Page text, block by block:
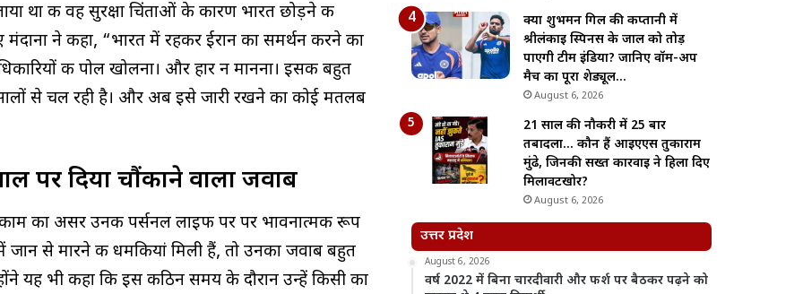
था की वह सुरक्षा चिंताओं के कारण भारत छोड़ने की
ने कहा, “भारत में रहकर ईरान का समर्थन करने का
की पोल खोलना। और हार न मानना। इसकी बहुत
से चल रही है। और अब इसे जारी रखने का कोई मतलब
पर दिया चौंकाने वाला जवाब
का असर उनकी पर्सनल लाइफ पर पर भावनात्मक रूप
से मारने की धमकियां मिली हैं, तो उनका जवाब बहुत
यह भी कहा कि इस कठिन समय के दौरान उन्हें किसी का
क्या शुभमन गिल की कप्तानी में
श्रीलंकाई स्पिनर्स के जाल को तोड़
पाएगी टीम इंडिया? जानिए वॉर्म-अप
मैच का पूरा शेड्यूल…
August 6, 2026
21 साल की नौकरी में 25 बार
तबादला… कौन हैं आईएएस तुकाराम
मुंढे, जिनकी सख्त कार्रवाई ने हिला दिए
मिलावटखोर?
August 6, 2026
उत्तर प्रदेश
August 6, 2026
वर्ष 2022 में बिना चारदीवारी और फर्श पर बैठकर पढ़ने को